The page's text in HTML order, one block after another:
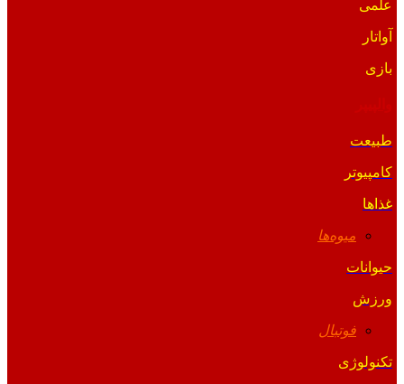
علمی
آواتار
بازی
طبیعت
کامپیوتر
غذاها
میوه‌ها
حیوانات
ورزش
فوتبال
تکنولوژی